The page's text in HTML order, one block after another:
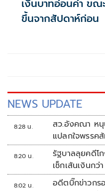
เงินบาทอ่อนค่า ข
ขึ้นจากสัปดาห์ก่อน
NEWS UPDATE
8:28 น.
สว.อังคณา ห
แปลกใจพรร
8:20 น.
รัฐบาลลุยคดีโ
เช็กเส้นเงินก
8:02 น.
อดีตบิ๊กข่าวก